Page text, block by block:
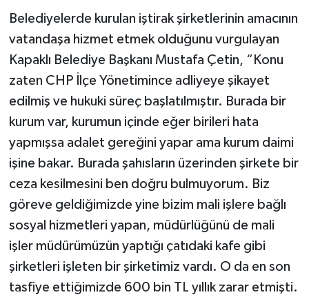
Belediyelerde kurulan iştirak şirketlerinin amacının
vatandaşa hizmet etmek olduğunu vurgulayan
Kapaklı Belediye Başkanı Mustafa Çetin, “Konu
zaten CHP İlçe Yönetimince adliyeye şikayet
edilmiş ve hukuki süreç başlatılmıştır. Burada bir
kurum var, kurumun içinde eğer birileri hata
yapmışsa adalet gereğini yapar ama kurum daimi
işine bakar. Burada şahısların üzerinden şirkete bir
ceza kesilmesini ben doğru bulmuyorum. Biz
göreve geldiğimizde yine bizim mali işlere bağlı
sosyal hizmetleri yapan, müdürlüğünü de mali
işler müdürümüzün yaptığı çatıdaki kafe gibi
şirketleri işleten bir şirketimiz vardı. O da en son
tasfiye ettiğimizde 600 bin TL yıllık zarar etmişti.